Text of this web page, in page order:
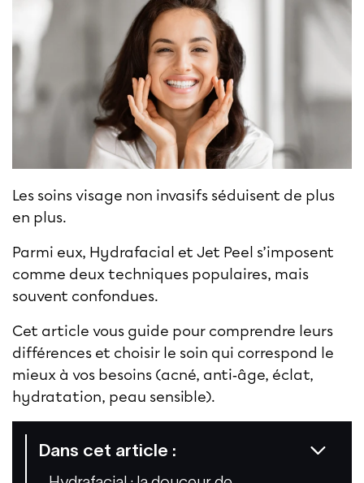
Les soins visage non invasifs séduisent de plus
en plus.
Parmi eux, Hydrafacial et Jet Peel s’imposent
comme deux techniques populaires, mais
souvent confondues.
Cet article vous guide pour comprendre leurs
différences et choisir le soin qui correspond le
mieux à vos besoins (acné, anti‑âge, éclat,
hydratation, peau sensible).
Dans cet article :